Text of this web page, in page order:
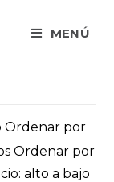
MENÚ
Ordenar por
Ordenar por
alto a bajo